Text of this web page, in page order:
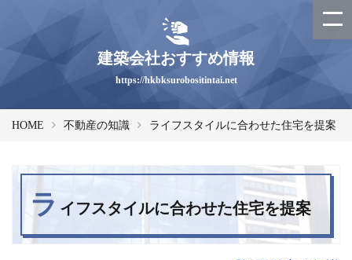
建築会社おすすめ情報
https://hkbksurobositintai.net
HOME 不動産の知識 ライフスタイルに合わせた住宅を提案
ラ イフスタイルに合わせた住宅を提案